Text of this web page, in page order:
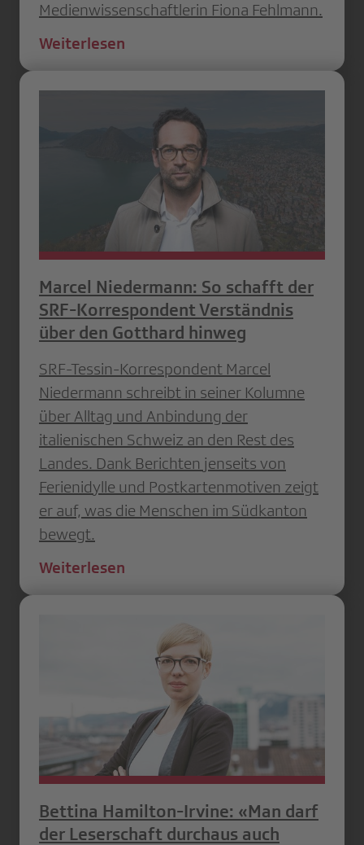
Medienwissenschaftlerin Fiona Fehlmann.
Weiterlesen
Marcel Niedermann: So schafft der
SRF-Korrespondent Verständnis
über den Gotthard hinweg
SRF-Tessin-Korrespondent Marcel
Niedermann schreibt in seiner Kolumne
über Alltag und Anbindung der
italienischen Schweiz an den Rest des
Landes. Dank Berichten jenseits von
Ferienidylle und Postkartenmotiven zeigt
er auf, was die Menschen im Südkanton
bewegt.
Weiterlesen
Bettina Hamilton-Irvine: «Man darf
der Leserschaft durchaus auch